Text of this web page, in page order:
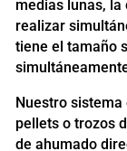
medias lunas,
realizar
tiene el tamaño
Nuestro
pellets o trozos
de ahumado